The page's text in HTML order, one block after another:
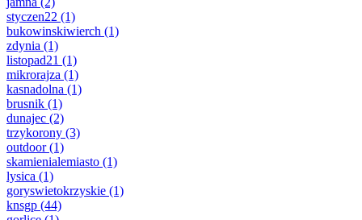
styczen22 (1)
bukowinskiwierch (1)
zdynia (1)
listopad21 (1)
mikrorajza (1)
kasnadolna (1)
brusnik (1)
dunajec (2)
trzykorony (3)
outdoor(1)
skamienialemiasto (1)
lysica (1)
goryswietokrzyskie (1)
knsgp (44)